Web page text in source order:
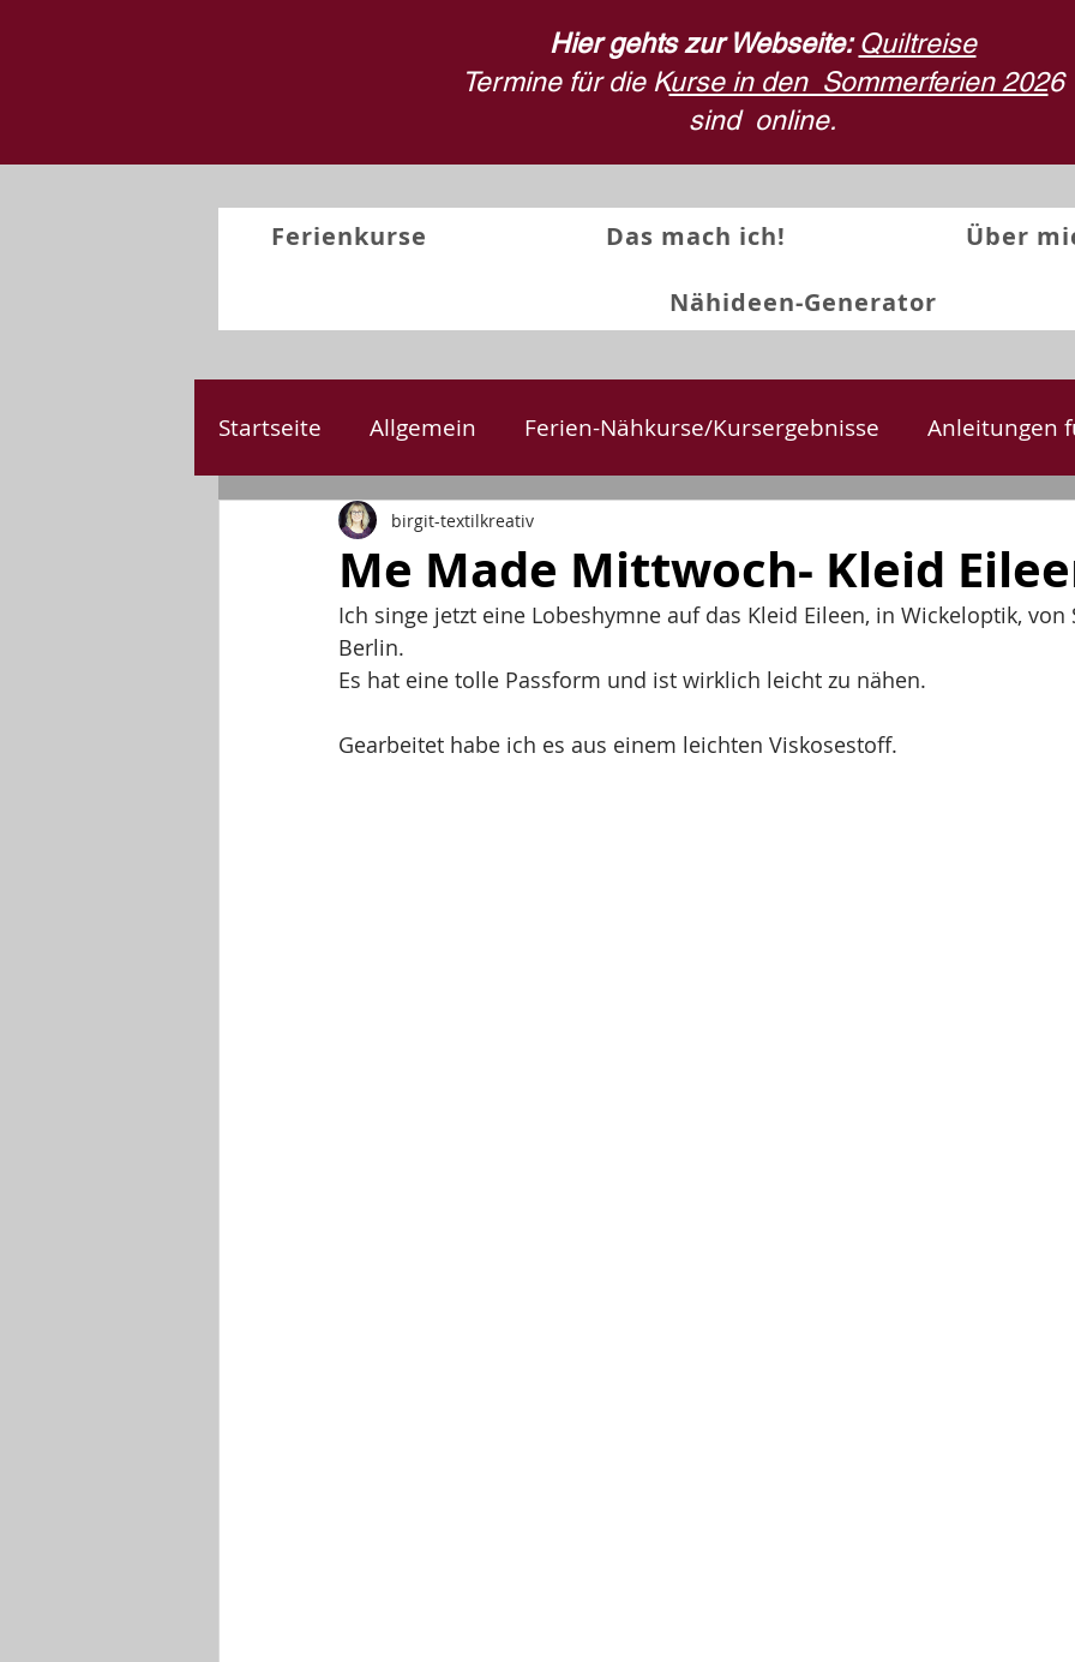
Hier gehts zur Webseite:Quiltreise
Termine für die Kurse in den Sommerferien 2026
sind online.
Ferienkurse Das mach ich! Über
Nähideen-Generator
Startseite Allgemein Ferien-Nähkurse/Kursergebnisse Anleitungen
Kreativprojekte
Me Made Mittwoch- Kleid
birgit-textilkreativ
Ich singe jetzt eine Lobeshymne auf das Kleid Eileen, in Wickeloptik,
Berlin.
Es hat eine tolle Passform und ist wirklich leicht zu nähen.
Gearbeitet habe ich es aus einem leichten Viskosestoff.